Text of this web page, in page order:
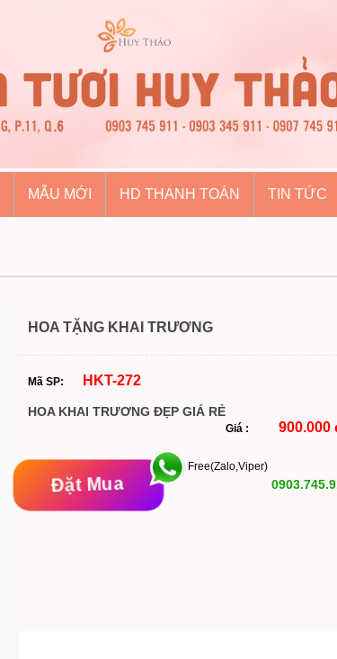
MẪU MỚI HD THANH TOÁN TIN TỨC
HOA TẶNG KHAI TRƯƠNG
Mã SP: HKT-272
HOA KHAI TRƯƠNG ĐẸP GIÁ RẺ
Giá : 900.000
Đặt Mua
Free(Zalo,Viper)